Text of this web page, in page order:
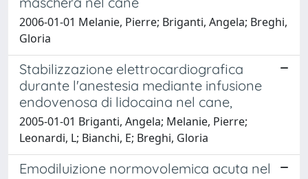
2006-01-01 Melanie, Pierre; Briganti, Angela; Breghi,
Gloria
Stabilizzazione elettrocardiografica
durante l'anestesia mediante infusione
endovenosa di lidocaina nel cane,
2005-01-01 Briganti, Angela; Melanie, Pierre;
Leonardi, L; Bianchi, E; Breghi, Gloria
Emodiluizione normovolemica acuta nel